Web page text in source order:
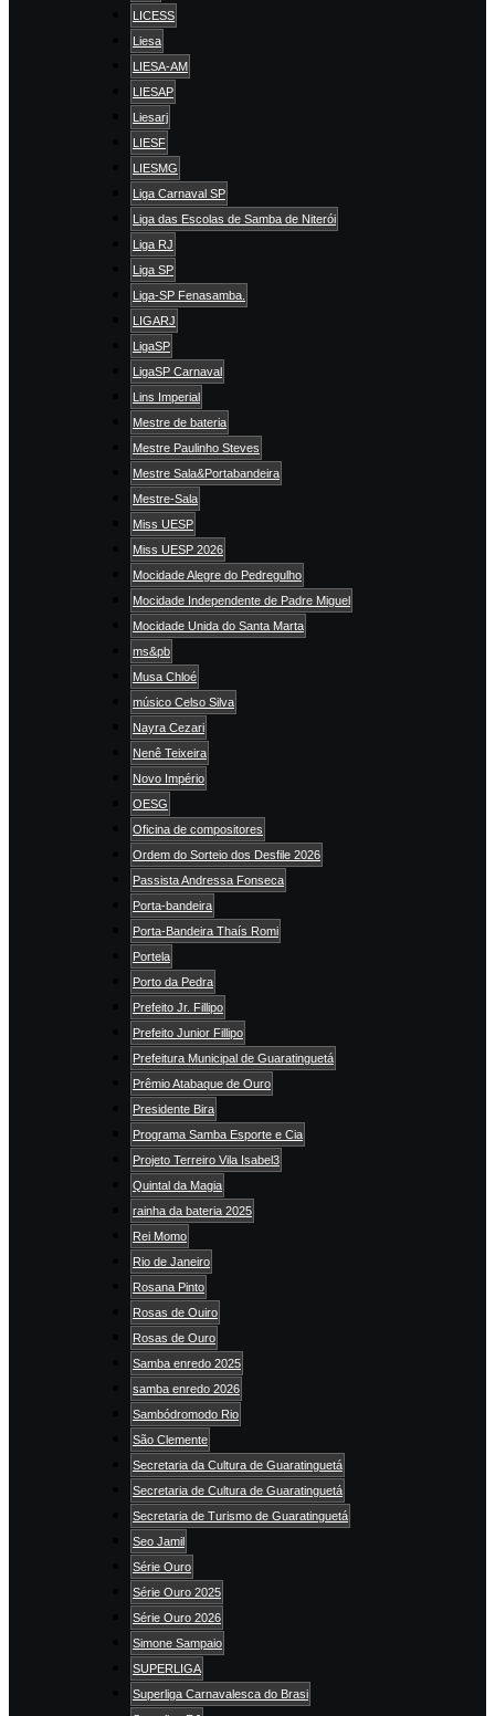
LICESS
Liesa
LIESA-AM
LIESAP
Liesarj
LIESF
LIESMG
Liga Carnaval SP
Liga das Escolas de Samba de Niterói
Liga RJ
Liga SP
Liga-SP Fenasamba.
LIGARJ
LigaSP
LigaSP Carnaval
Lins Imperial
Mestre de bateria
Mestre Paulinho Steves
Mestre Sala&Portabandeira
Mestre-Sala
Miss UESP
Miss UESP 2026
Mocidade Alegre do Pedregulho
Mocidade Independente de Padre Miguel
Mocidade Unida do Santa Marta
ms&pb
Musa Chloé
músico Celso Silva
Nayra Cezari
Nenê Teixeira
Novo Império
OESG
Oficina de compositores
Ordem do Sorteio dos Desfile 2026
Passista Andressa Fonseca
Porta-bandeira
Porta-Bandeira Thaís Romi
Portela
Porto da Pedra
Prefeito Jr. Fillipo
Prefeito Junior Fillipo
Prefeitura Municipal de Guaratinguetá
Prêmio Atabaque de Ouro
Presidente Bira
Programa Samba Esporte e Cia
Projeto Terreiro Vila Isabel3
Quintal da Magia
rainha da bateria 2025
Rei Momo
Rio de Janeiro
Rosana Pinto
Rosas de Ouiro
Rosas de Ouro
Samba enredo 2025
samba enredo 2026
Sambódromodo Rio
São Clemente
Secretaria da Cultura de Guaratinguetá
Secretaria de Cultura de Guaratinguetá
Secretaria de Turismo de Guaratinguetá
Seo Jamil
Série Ouro
Série Ouro 2025
Série Ouro 2026
Simone Sampaio
SUPERLIGA
Superliga Carnavalesca do Brasi